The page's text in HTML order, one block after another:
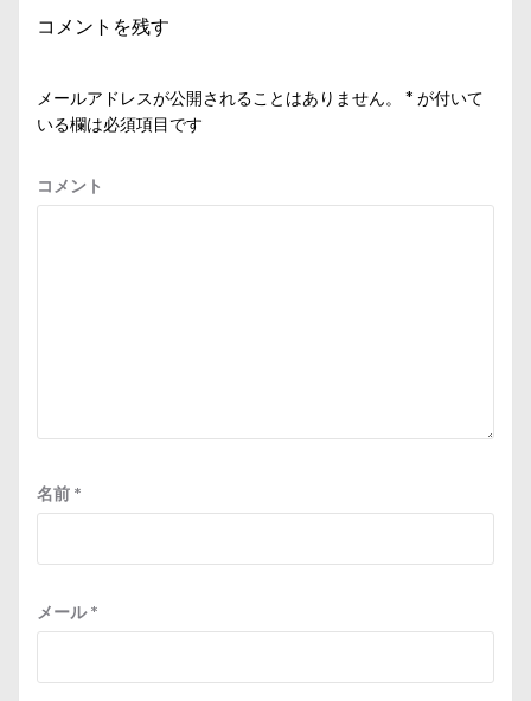
コメントを残す
メールアドレスが公開されることはありません。 * が付いて
いる欄は必須項目です
コメント
名前 *
メール*